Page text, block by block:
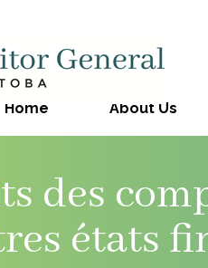
Home About Us
des
états